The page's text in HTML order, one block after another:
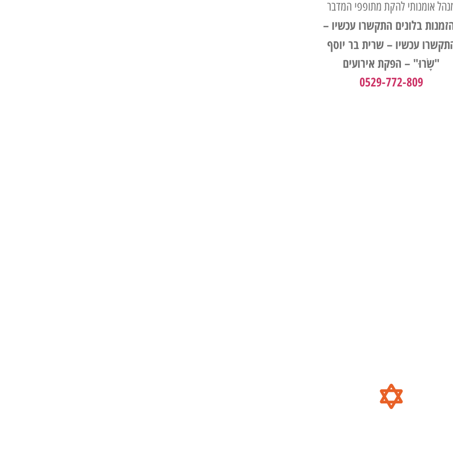
אומנותי להקת מתופפי המדבר
בלונים התקשרו עכשיו –
עכשיו – שרית בר יוסף
"שָׂרוּ" – הפקת אירועים
0529-772-809